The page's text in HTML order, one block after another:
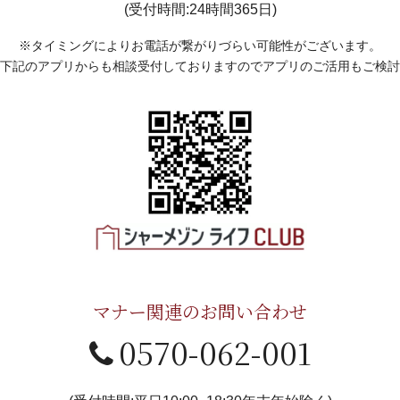
(受付時間:24時間365日)
※タイミングによりお電話が繋がりづらい可能性がございます。
記のアプリからも相談受付しておりますのでアプリのご活用もご検
マナー関連のお問い合わせ
0570-062-001